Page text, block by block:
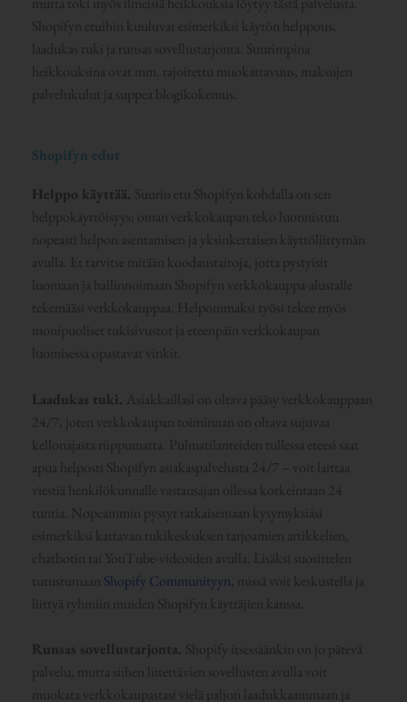
Shopifyn etuihin kuuluvat esimerkiksi käytön helppous,
laadukas tuki ja runsas sovellustarjonta. Suurimpina
heikkouksina ovat mm. rajoitettu muokattavuus, maksujen
palvelukulut ja suppea blogikokemus.
Shopifyn edut
Helppo käyttää. Suurin etu Shopifyn kohdalla on sen
helppokäyttöisyys; oman verkkokaupan teko luonnistuu
nopeasti helpon asentamisen ja yksinkertaisen käyttöliittymän
avulla. Et tarvitse mitään koodaustaitoja, jotta pystyisit
luomaan ja hallinnoimaan Shopifyn verkkokauppa-alustalle
tekemääsi verkkokauppaa. Helpommaksi työsi tekee myös
monipuoliset tukisivustot ja eteenpäin verkkokaupan
luomisessa opastavat vinkit.
Laadukas tuki. Asiakkaillasi on oltava pääsy verkkokauppaan
24/7, joten verkkokaupan toiminnan on oltava sujuvaa
kellonajasta riippumatta. Pulmatilanteiden tullessa eteesi saat
apua helposti Shopifyn asiakaspalvelusta 24/7 – voit laittaa
viestiä henkilökunnalle vastausajan ollessa korkeintaan 24
tuntia. Nopeammin pystyt ratkaisemaan kysymyksiäsi
esimerkiksi kattavan tukikeskuksen tarjoamien artikkelien,
chatbotin tai YouTube-videoiden avulla. Lisäksi suosittelen
tutustumaan Shopify Communityyn, missä voit keskustella ja
liittyä ryhmiin muiden Shopifyn käyttäjien kanssa.
Runsas sovellustarjonta. Shopify itsessäänkin on jo pätevä
palvelu, mutta siihen liitettävien sovellusten avulla voit
muokata verkkokaupastasi vielä paljon laadukkaammaan ja